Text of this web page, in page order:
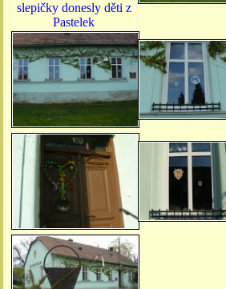
slepičky donesly děti z
Pastelek